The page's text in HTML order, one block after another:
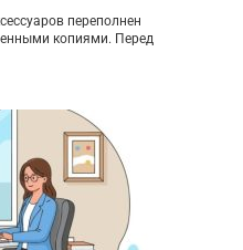
переполнен
копиями. Перед